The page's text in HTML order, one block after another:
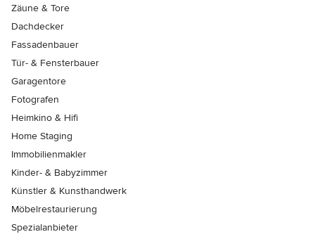
Zäune & Tore
Dachdecker
Fassadenbauer
Tür- & Fensterbauer
Garagentore
Fotografen
Heimkino & Hifi
Home Staging
Immobilienmakler
Kinder- & Babyzimmer
Künstler & Kunsthandwerk
Möbelrestaurierung
Spezialanbieter